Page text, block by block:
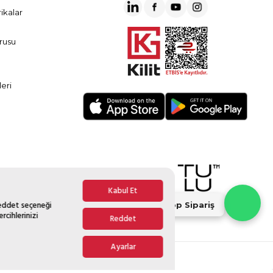
seçeneği
Kabul Et
Reddet
Ayarlar
Whatsapp Sipariş